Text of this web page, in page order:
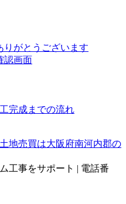
りがとうございます
認画面
完成までの流れ